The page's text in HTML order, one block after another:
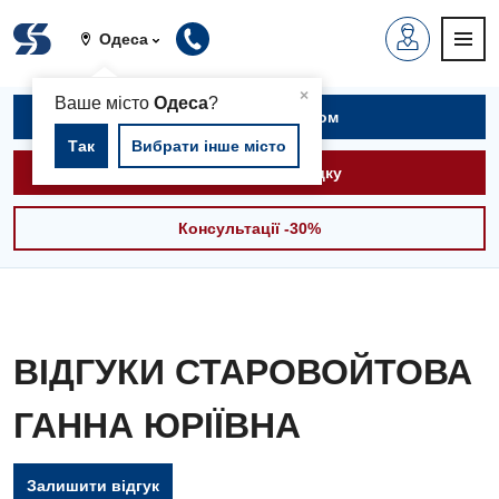
Одеса
×
Ваше містоОдеса?
Так Вибрати інше місто
Записатися на прийом
Викликати швидку
Консультації -30%
ВІДГУКИ СТАРОВОЙТОВА
ГАННА ЮРІЇВНА
Залишити відгук